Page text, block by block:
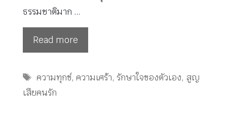
ธรรมชาติมาก …
Read more
Tags
ความทุกข์,ความเศร้า, รักษาใจของตัวเอง, สูญ
เสียคนรัก